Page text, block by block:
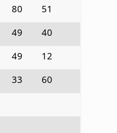
80
51
49
40
49
12
33
60